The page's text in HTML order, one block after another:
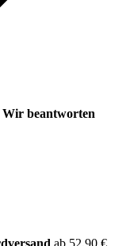
Wir beantworten
ab 52,90 €